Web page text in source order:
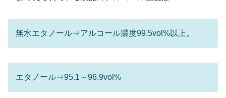
無水エタノール⇒アルコール濃度99.5vol%以上。
エタノール⇒95.1～96.9vol%